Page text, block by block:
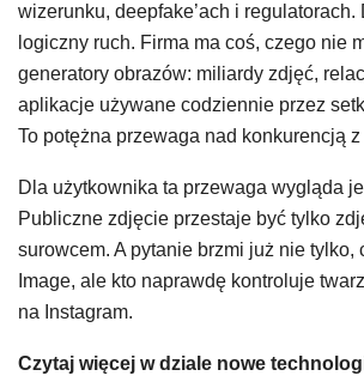
wizerunku, deepfake’ach i regulatorach.
logiczny ruch. Firma ma coś, czego nie
generatory obrazów: miliardy zdjęć,
aplikacje używane codziennie przez
To potężna przewaga nad konkurencją z
Dla użytkownika ta przewaga wygląda
Publiczne zdjęcie przestaje być tylko
surowcem. A pytanie brzmi już nie tylko,
Image, ale kto naprawdę kontroluje
na Instagram.
Czytaj więcej w dziale nowe